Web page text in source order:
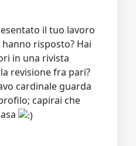
il tuo lavoro
risposto? Hai
in una rivista
revisione fra pari?
cardinale guarda
capirai che